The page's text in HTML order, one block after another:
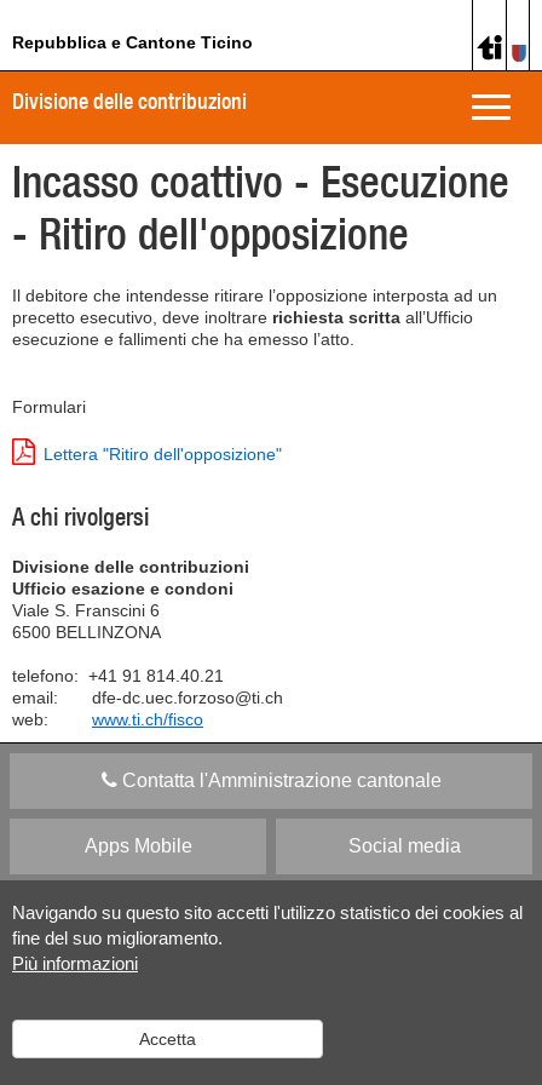
Navigando su questo sito accetti l'utilizzo statistico dei cookies al
fine del suo miglioramento.
Più informazioni
Accetta
Repubblica e Cantone Ticino
Toggle
Divisione delle contribuzioni
Incasso coattivo - Esecuzione
- Ritiro dell'opposizione
Il debitore che intendesse ritirare l’opposizione interposta ad un
precetto esecutivo, deve inoltrare richiesta scritta all’Ufficio
esecuzione e fallimenti che ha emesso l’atto.
Formulari
Lettera "Ritiro dell'opposizione"
A chi rivolgersi
Divisione delle contribuzioni
Ufficio esazione e condoni
Viale S. Franscini 6
6500 BELLINZONA
telefono: +41 91 814.40.21
email: dfe-dc.uec.forzoso@ti.ch
web: www.ti.ch/fisco
Contatta l'Amministrazione cantonale
Apps Mobile Social media
Aiuto
Versione desktop